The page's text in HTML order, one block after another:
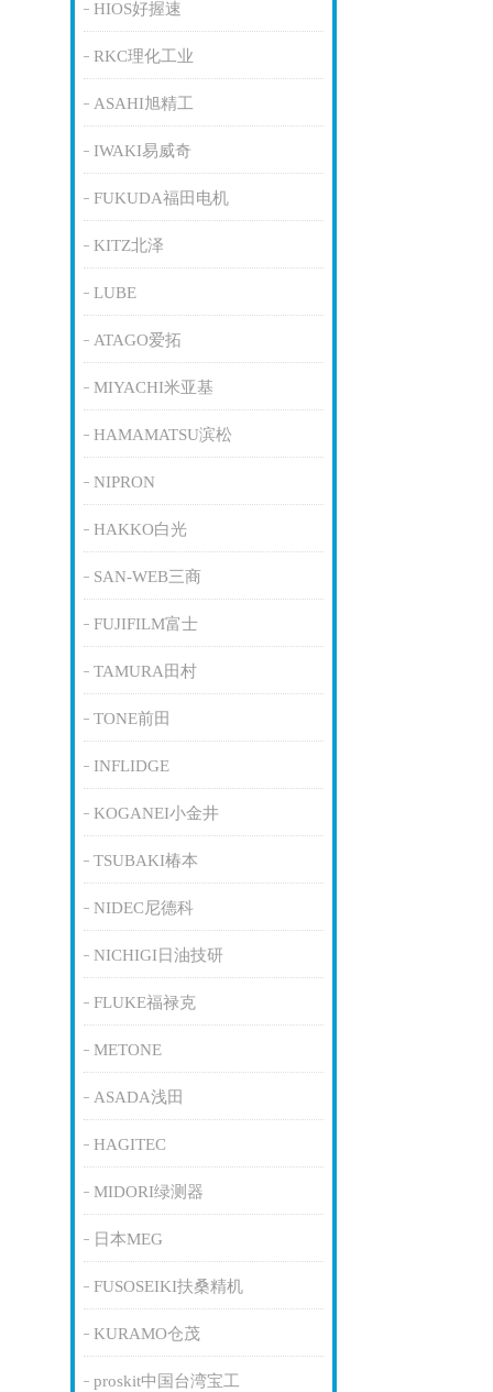
HIOS好握速
RKC理化工业
ASAHI旭精工
IWAKI易威奇
FUKUDA福田电机
KITZ北泽
LUBE
ATAGO爱拓
MIYACHI米亚基
HAMAMATSU滨松
NIPRON
HAKKO白光
SAN-WEB三商
FUJIFILM富士
TAMURA田村
TONE前田
INFLIDGE
KOGANEI小金井
TSUBAKI椿本
NIDEC尼德科
NICHIGI日油技研
FLUKE福禄克
METONE
ASADA浅田
HAGITEC
MIDORI绿测器
日本MEG
FUSOSEIKI扶桑精机
KURAMO仓茂
proskit中国台湾宝工